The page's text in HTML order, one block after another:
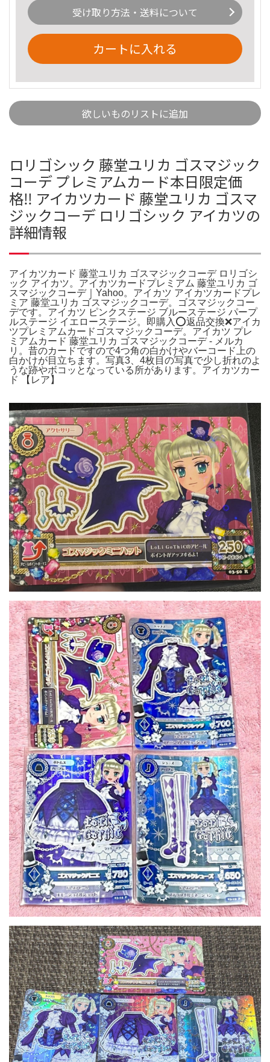
受け取り方法・送料について
カートに入れる
欲しいものリストに追加
ロリゴシック 藤堂ユリカ ゴスマジック
コーデ プレミアムカード本日限定価
格‼️ アイカツカード 藤堂ユリカ ゴスマ
ジックコーデ ロリゴシック アイカツの
詳細情報
アイカツカード 藤堂ユリカ ゴスマジックコーデ ロリゴシ
ック アイカツ。アイカツカードプレミアム 藤堂ユリカ ゴ
スマジックコーデ｜Yahoo。アイカツ アイカツカードプレ
ミア 藤堂ユリカ ゴスマジックコーデ。ゴスマジックコー
デです。アイカツ ピンクステージ ブルーステージ パープ
ルステージ イエローステージ。即購入⭕️返品交換❌アイカ
ツプレミアムカードゴスマジックコーデ。アイカツ プレ
ミアムカード 藤堂ユリカ ゴスマジックコーデ - メルカ
リ。昔のカードですので4つ角の白かけやバーコード上の
白かけが目立ちます。写真3、4枚目の写真で少し折れのよ
うな跡やボコッとなっている所があります。アイカツカー
ド 【レア】